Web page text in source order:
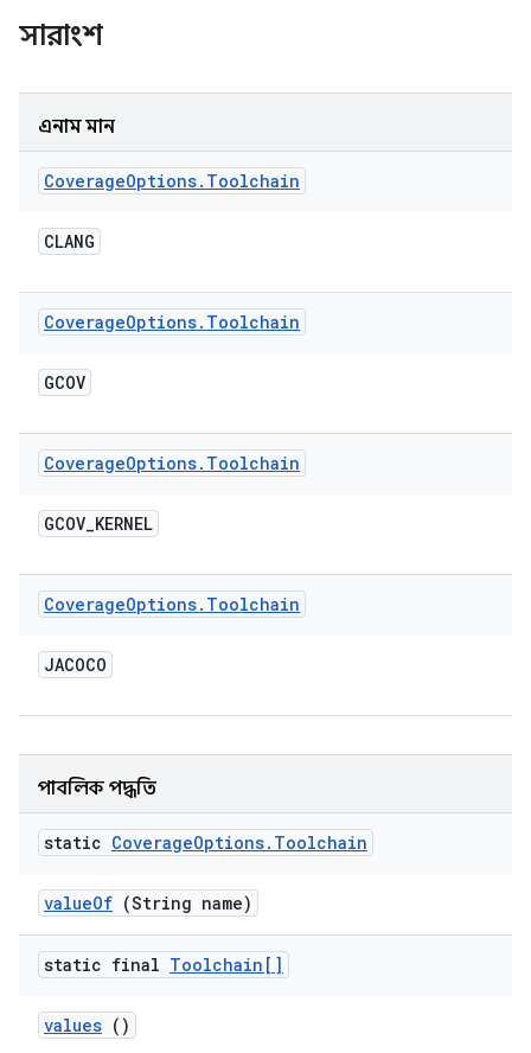
সারাংশ
এনাম মান
CoverageOptions. Toolchain
CLANG
CoverageOptions. Toolchain
GCOV
CoverageOptions. Toolchain
GCOV_KERNEL
CoverageOptions. Toolchain
JACOCO
পাবলিক পদ্ধতি
static CoverageOptions. Toolchain
valueOf (String name)
static final Toolchain[]
values ()